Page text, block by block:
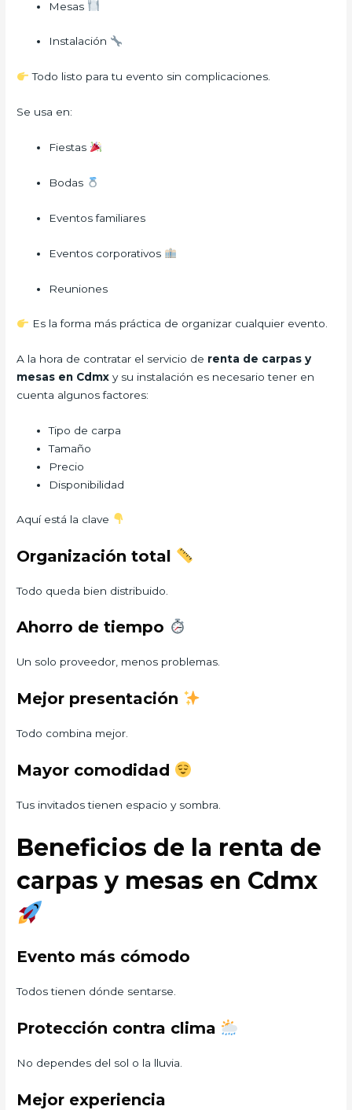
Mesas
Instalación
Todo listo para tu evento sin complicaciones.
Se usa en:
Fiestas
Bodas
Eventos familiares
Eventos corporativos
Reuniones
Es la forma más práctica de organizar cualquier evento.
A la hora de contratar el servicio de renta de carpas y
mesas en Cdmx y su instalación es necesario tener en
cuenta algunos factores:
Tipo de carpa
Tamaño
Precio
Disponibilidad
Aquí está la clave
Organización total
Todo queda bien distribuido.
Ahorro de tiempo
Un solo proveedor, menos problemas.
Mejor presentación
Todo combina mejor.
Mayor comodidad
Tus invitados tienen espacio y sombra.
Beneficios de la renta de
carpas y mesas en Cdmx
Evento más cómodo
Todos tienen dónde sentarse.
Protección contra clima
No dependes del sol o la lluvia.
Mejor experiencia